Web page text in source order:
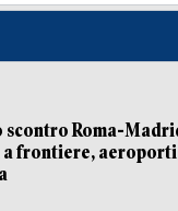
Roma-
frontiere,